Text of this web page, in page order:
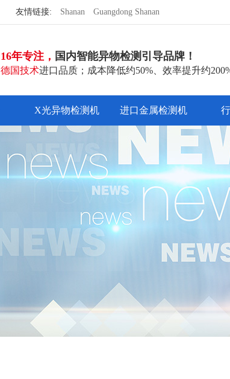
友情链接: Shanan Guangdong Shanan
16年专注， 国内智能异物检测引导品牌！
德国技术进口品质；成本降低约50%、效率提升约200%
X光异物检测机 进口金属检测机